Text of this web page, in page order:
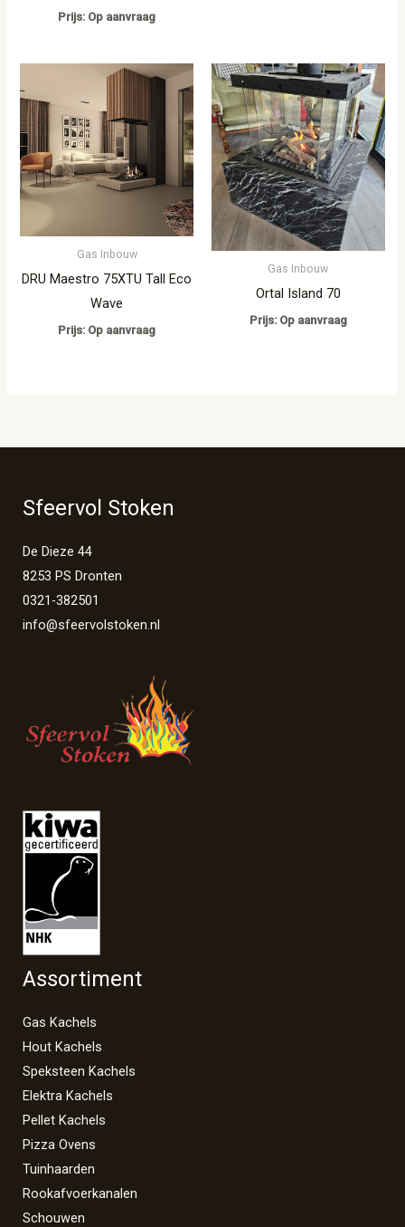
Prijs: Op aanvraag
Gas Inbouw
DRU Maestro 75XTU Tall Eco
Wave
Prijs: Op aanvraag
Gas Inbouw
Ortal Island 70
Prijs: Op aanvraag
Sfeervol Stoken
De Dieze 44
8253 PS Dronten
0321-382501
info@sfeervolstoken.nl
Assortiment
Gas Kachels
Hout Kachels
Speksteen Kachels
Elektra Kachels
Pellet Kachels
Pizza Ovens
Tuinhaarden
Rookafvoerkanalen
Schouwen